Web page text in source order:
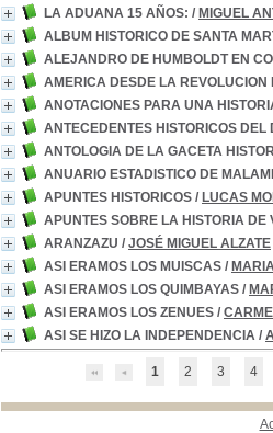
LA ADUANA 15 AÑOS: / MIGUEL
ALBUM HISTORICO DE SANTA
ALEJANDRO DE HUMBOLDT EN
AMERICA DESDE LA
ANOTACIONES PARA UNA
ANTECEDENTES HISTORICOS
ANTOLOGIA DE LA GACETA
ANUARIO ESTADISTICO DE
APUNTES HISTORICOS / LUCAS
APUNTES SOBRE LA HISTORIA DE
ARANZAZU / JOSÉ MIGUEL ALZATE
ASI ERAMOS LOS MUISCAS /
ASI ERAMOS LOS QUIMBAYAS /
ASI ERAMOS LOS ZENUES /
ASI SE HIZO LA INDEPENDENCIA /
1 2 3 4